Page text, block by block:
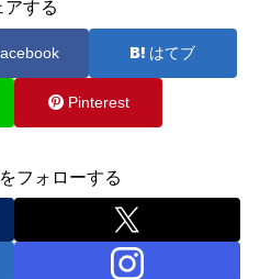
アする
はてブ
Pinterest
フォローする